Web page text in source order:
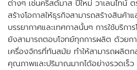
ต่างๆ เช่นคริสต์มาส ปีใหม่ วาเลนไทน์
สร้างโอกาสให้ธุรกิจสามารถสร้างสินค้า
บรรยากาศและเทศกาลนั้นๆ การใช้บริก
ยังสามารถตอบโจทย์ทุกการผลิต ด้วยกา
เครื่องจักรที่ทันสมัย ทำให้สามารถผลิต
คุณภาพและปริมาณมากได้อย่างรวดเร็ว